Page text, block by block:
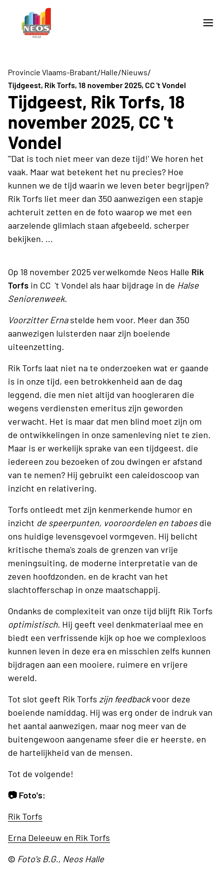
Provincie Vlaams-Brabant/Halle/Nieuws/
Tijdgeest, Rik Torfs, 18 november 2025, CC 't Vondel
Tijdgeest, Rik Torfs, 18
november 2025, CC 't
Vondel
"'Dat is toch niet meer van deze tijd!' We horen het
vaak. Maar wat betekent het nu precies? Hoe
kunnen we de tijd waarin we leven beter begrijpen?
Rik Torfs liet meer dan 350 aanwezigen een stapje
achteruit zetten en de foto waarop we met een
aarzelende glimlach staan afgebeeld, scherper
bekijken. ...
Op 18 november 2025 verwelkomde Neos Halle Rik
Torfs in CC 't Vondel als haar bijdrage in de Halse
Seniorenweek.
Voorzitter Ernastelde hem voor. Meer dan 350
aanwezigen luisterden naar zijn boeiende
uiteenzetting.
Rik Torfs laat niet na te onderzoeken wat er gaande
is in onze tijd, een betrokkenheid aan de dag
leggend, die men niet altijd van hoogleraren die
wegens verdiensten emeritus zijn geworden
verwacht. Het is maar dat men blind moet zijn om
de ontwikkelingen in onze samenleving niet te zien.
Maar is er werkelijk sprake van een tijdgeest, die
iedereen zou bezoeken of zou dwingen er afstand
van te nemen? Hij gebruikt een caleidoscoop van
inzicht en relativering.
Torfs ontleedt met zijn kenmerkende humor en
inzicht de speerpunten, vooroordelen en taboesdie
ons huidige levensgevoel vormgeven. Hij belicht
kritische thema's zoals de grenzen van vrije
meningsuiting, de moderne interpretatie van de
zeven hoofdzonden, en de kracht van het
slachtofferschap in onze maatschappij.
Ondanks de complexiteit van onze tijd blijft Rik Torfs
optimistisch. Hij geeft veel denkmateriaal mee en
biedt een verfrissende kijk op hoe we complexloos
kunnen leven in deze era en misschien zelfs kunnen
bijdragen aan een mooiere, ruimere en vrijere
wereld.
Tot slot geeft Rik Torfs zijn feedbackvoor deze
boeiende namiddag. Hij was erg onder de indruk van
het aantal aanwezigen, maar nog meer van de
buitengewoon aangename sfeer die er heerste, en
de hartelijkheid van de mensen.
Tot de volgende!
📷 Foto's:
Rik Torfs
Erna Deleeuw en Rik Torfs
© Foto's B.G., Neos Halle